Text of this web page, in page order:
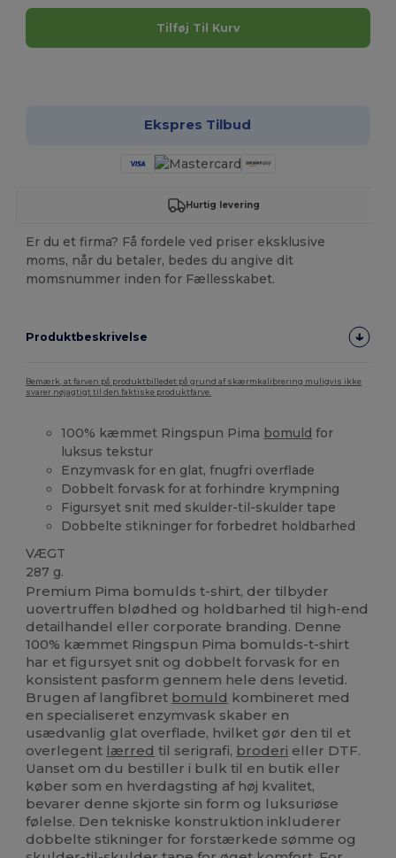
Tilføj Til Kurv
Ekspres Tilbud
Hurtig levering
Er du et firma? Få fordele ved priser eksklusive
moms, når du betaler, bedes du angive dit
momsnummer inden for Fællesskabet.
Produktbeskrivelse
Bemærk, at farven på produktbilledet på grund af skærmkalibrering muligvis ikke
svarer nøjagtigt til den faktiske produktfarve.
100% kæmmet Ringspun Pima bomuld for
luksus tekstur
Enzymvask for en glat, fnugfri overflade
Dobbelt forvask for at forhindre krympning
Figursyet snit med skulder-til-skulder tape
Dobbelte stikninger for forbedret holdbarhed
VÆGT
287 g.
Premium Pima bomulds t-shirt, der tilbyder
uovertruffen blødhed og holdbarhed til high-end
detailhandel eller corporate branding. Denne
100% kæmmet Ringspun Pima bomulds-t-shirt
har et figursyet snit og dobbelt forvask for en
konsistent pasform gennem hele dens levetid.
Brugen af langfibret bomuld kombineret med
en specialiseret enzymvask skaber en
usædvanlig glat overflade, hvilket gør den til et
overlegent lærred til serigrafi, broderi eller DTF.
Uanset om du bestiller i bulk til en butik eller
køber som en hverdagsting af høj kvalitet,
bevarer denne skjorte sin form og luksuriøse
følelse. Den tekniske konstruktion inkluderer
dobbelte stikninger for forstærkede sømme og